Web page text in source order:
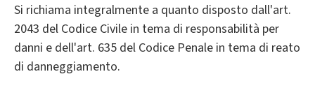
Si richiama integralmente a quanto disposto dall'art.
2043 del Codice Civile in tema di responsabilità per
danni e dell'art. 635 del Codice Penale in tema di reato
di danneggiamento.